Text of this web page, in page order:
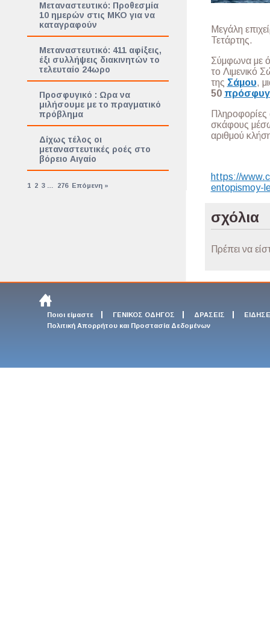
Μεταναστευτικό: Προθεσμία
10 ημερών στις ΜΚΟ για να
καταγραφούν
Μεταναστευτικό: 411 αφίξεις,
έξι συλλήψεις διακινητών το
τελευταίο 24ωρο
Προσφυγικό : Ωρα να
μιλήσουμε με το πραγματικό
πρόβλημα
Δίχως τέλος οι
μεταναστευτικές ροές στο
βόρειο Αιγαίο
1 2 3 276 Επόμενη »
Μεγάλη
Τετάρτης.
Σύμφωνα με
το Λιμενικό
της Σάμου,
50
Πληροφορίες
σκάφους
αριθμού
https://
entopismoy-
σχόλια
Πρέπει να
Ποιοι είμαστε ΓΕΝΙΚΟΣ ΟΔΗΓΟΣ ΔΡΑΣΕΙΣ
Πολιτική Απορρήτου και Προστασία Δεδομένων